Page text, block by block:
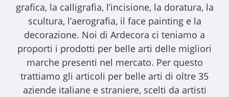
grafica, la calligrafia, l’incisione, la doratura, la
scultura, l’aerografia, il face painting e la
decorazione. Noi di Ardecora ci teniamo a
proporti i prodotti per belle arti delle migliori
marche presenti nel mercato. Per questo
trattiamo gli articoli per belle arti di oltre 35
aziende italiane e straniere, scelti da artisti